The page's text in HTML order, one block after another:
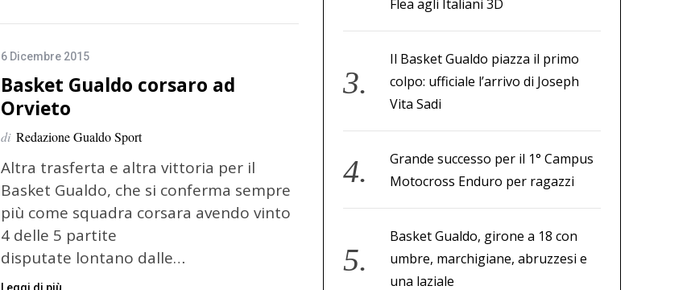
6 Dicembre 2015
Basket Gualdo corsaro ad
Orvieto
di Redazione Gualdo Sport
Altra trasferta e altra vittoria per il
Basket Gualdo, che si conferma sempre
più come squadra corsara avendo vinto
4 delle 5 partite
disputate lontano dalle…
Leggi di più
Flea agli Italiani 3D
Il Basket Gualdo piazza il primo
colpo: ufficiale l’arrivo di Joseph
Vita Sadi
Grande successo per il 1° Campus
Motocross Enduro per ragazzi
Basket Gualdo, girone a 18 con
umbre, marchigiane, abruzzesi e
una laziale